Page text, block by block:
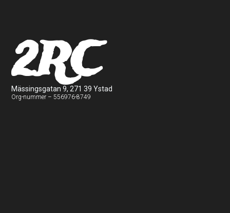
2RC
Mässingsgatan 9, 271 39 Ystad
Org-nummer – 556976-8749